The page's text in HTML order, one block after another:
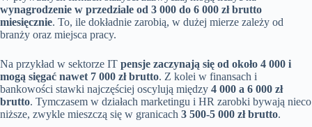
wynagrodzenie w przedziale od 3 000 do 6 000 zł brutto
miesięcznie. To, ile dokładnie zarobią, w dużej mierze zależy od
branży oraz miejsca pracy.
Na przykład w sektorze IT pensje zaczynają się od około 4 000 i
mogą sięgać nawet 7 000 zł brutto. Z kolei w finansach i
bankowości stawki najczęściej oscylują między 4 000 a 6 000 zł
brutto. Tymczasem w działach marketingu i HR zarobki bywają nieco
niższe, zwykle mieszczą się w granicach 3 500-5 000 zł brutto.